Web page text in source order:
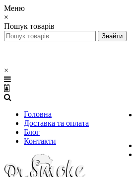
Меню
×
Пошук товарів
×
Головна
Доставка та оплата
Блог
Контакти